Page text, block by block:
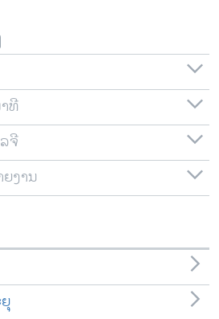
ທີ
ຈີ
ງານ